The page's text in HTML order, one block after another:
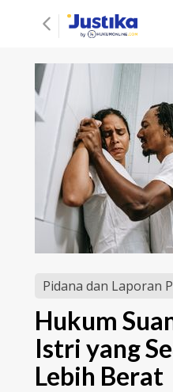
Pidana dan Laporan
Hukum
Istri yang
Lebih Berat